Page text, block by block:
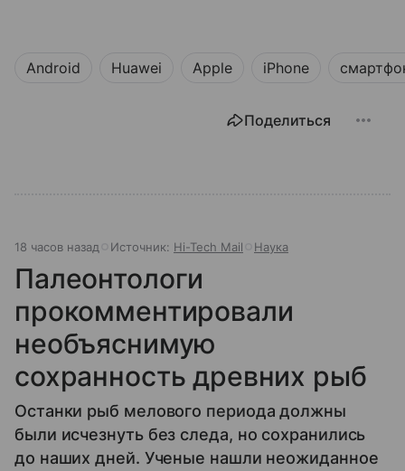
Android Huawei Apple iPhone
Поделиться
18 часов назад Источник: Hi-Tech Mail Наука
Палеонтологи
прокомментировали
необъяснимую
сохранность древних рыб
Останки рыб мелового периода должны
были исчезнуть без следа, но сохранились
до наших дней. Ученые нашли неожиданное